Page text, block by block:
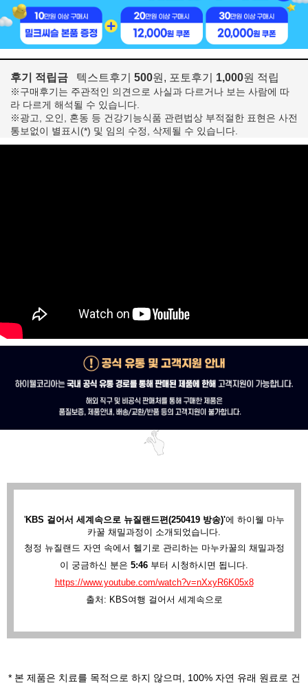
후기 적립금 텍스트후기 500원, 포토후기 1,000원 적립
※구매후기는 주관적인 의견으로 사실과 다르거나 보는 사람에 따
라 다르게 해석될 수 있습니다.
※광고, 오인, 혼동 등 건강기능식품 관련법상 부적절한 표현은 사전
통보없이 별표시(*) 및 임의 수정, 삭제될 수 있습니다.
'KBS 걸어서 세계속으로 뉴질랜드편(250419 방송)'에 하이웰 마누
카꿀 채밀과정이 소개되었습니다.
청정 뉴질랜드 자연 속에서 헬기로 관리하는 마누카꿀의 채밀과정
이 궁금하신 분은 5:46 부터 시청하시면 됩니다.
https://www.youtube.com/watch?v=nXxyR6K05x8
출처: KBS여행 걸어서 세계속으로
* 본 제품은 치료를 목적으로 하지 않으며, 100% 자연 유래 원료로 건